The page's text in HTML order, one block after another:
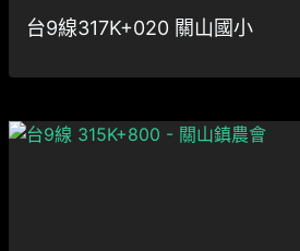
台9線317K+020 關山國小